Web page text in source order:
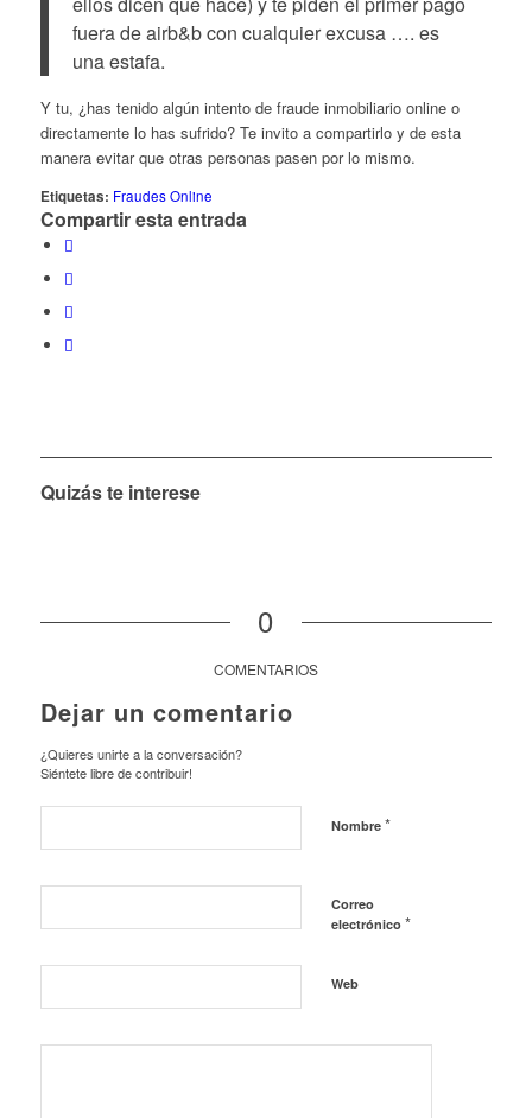
fuera de airb&b con cualquier excusa …. es
una estafa.
Y tu, ¿has tenido algún intento de fraude inmobiliario online o
directamente lo has sufrido? Te invito a compartirlo y de esta
manera evitar que otras personas pasen por lo mismo.
Etiquetas: Fraudes Online
Compartir esta entrada
Quizás te interese
0
COMENTARIOS
Dejar un comentario
¿Quieres unirte a la conversación?
Siéntete libre de contribuir!
Nombre *
Correo
electrónico *
Web